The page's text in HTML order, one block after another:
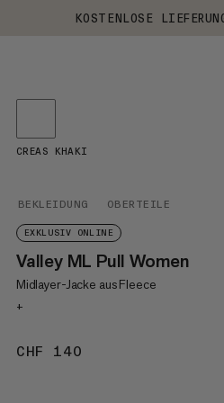
KOSTENLOSE
BEKLEIDUNG OBERTEILE
EXKLUSIV ONLINE
Valley ML Pull Women
Midlayer-Jacke aus Fleece
+
CHF 140
CREAS KHAKI